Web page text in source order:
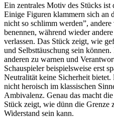
Ein zentrales Motiv des Stücks ist
Einige Figuren klammern sich an
nicht so schlimm werden”,
benennen, während wieder
verlassen. Das Stück zeigt, wie
und Selbsttäuschung sein
anderen zu warnen und
Schauspieler beispielsweise erst
Neutralität keine Sicherheit
nicht heroisch im klassischen
Ambivalenz. Genau das macht
Stück zeigt, wie dünn die Grenze
Widerstand sein kann.